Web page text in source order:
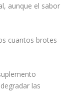
aunque el sabor
cuantos brotes
las